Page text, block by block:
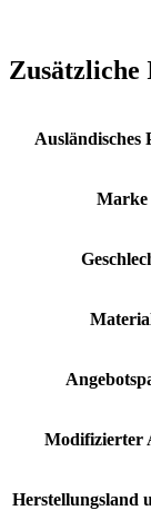
Ausländisches
Marke
Modifizierter
Herstellungsland